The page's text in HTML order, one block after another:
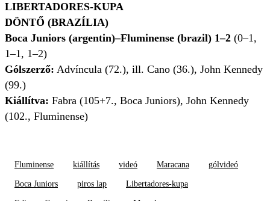
LIBERTADORES-KUPA
DÖNTŐ (BRAZÍLIA)
Boca Juniors (argentin)–Fluminense (brazil) 1–2 (0–1,
1–1, 1–2)
Gólszerző: Advíncula (72.), ill. Cano (36.), John Kennedy
(99.)
Kiállítva: Fabra (105+7., Boca Juniors), John Kennedy
(102., Fluminense)
Fluminense kiállítás videó Maracana gólvideó
Boca Juniors piros lap Libertadores-kupa